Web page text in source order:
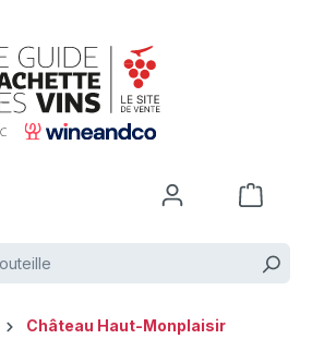
Château Haut-Monplaisir